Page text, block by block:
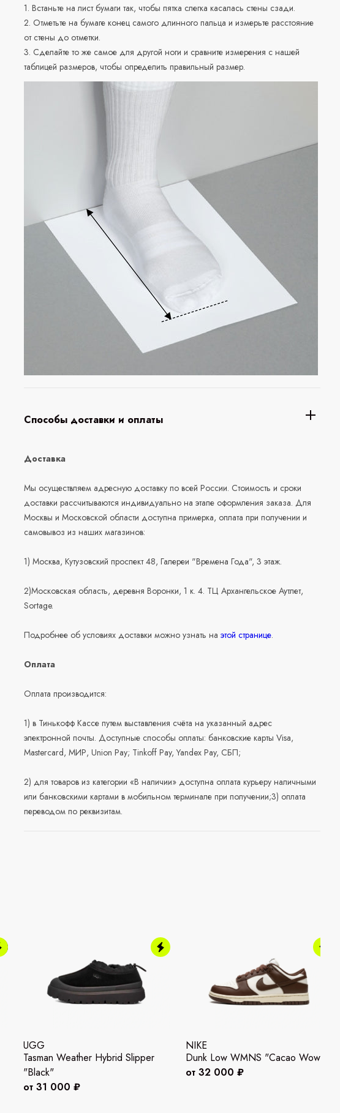
1. Встаньте на лист бумаги так, чтобы пятка слегка касалась стены сзади.
2. Отметьте на бумаге конец самого длинного пальца и измерьте расстояние
от стены до отметки.
3. Сделайте то же самое для другой ноги и сравните измерения с нашей
таблицей размеров, чтобы определить правильный размер.
Способы доставки и оплаты
Доставка
Мы осуществляем адресную доставку по всей России. Стоимость и сроки
доставки рассчитываются индивидуально на этапе оформления заказа. Для
Москвы и Московской области доступна примерка, оплата при получении и
самовывоз из наших магазинов:
1) Москва, Кутузовский проспект 48, Галереи "Времена Года", 3 этаж.
2)Московская область, деревня Воронки, 1 к. 4. ТЦ Архангельское Аутлет,
Sortage.
Подробнее об условиях доставки можно узнать наэтой странице.
Оплата
Оплата производится:
1) в Тинькофф Кассе путем выставления счёта на указанный адрес
электронной почты. Доступные способы оплаты: банковские карты Visa,
Mastercard, МИР, Union Pay; Tinkoff Pay, Yandex Pay, СБП;
2) для товаров из категории «В наличии» доступна оплата курьеру наличными
или банковскими картами в мобильном терминале при получении;3) оплата
переводом по реквизитам.
UGG
Tasman Weather Hybrid Slipper
"Black"
от 31 000 ₽
NIKE
Dunk Low WMNS "Cacao Wow"
от 32 000 ₽